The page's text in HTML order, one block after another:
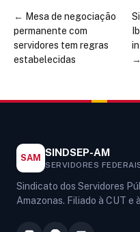
← Mesa de negociação
permanente com
servidores tem regras
estabelecidas
→
SAM SINDSEP-AM
SERVIDORES
Sindicato dos Servidores
Amazonas. Filiado à CUT e